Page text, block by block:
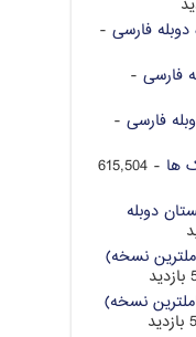
فارسی -
فارسی -
فارسی -
ها
- 615,504
دوبله
نسخه)
نسخه)